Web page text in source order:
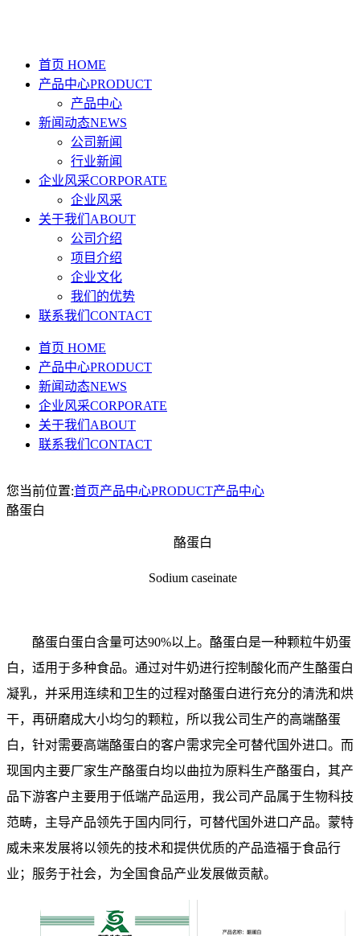
首页 HOME
产品中心PRODUCT
产品中心
新闻动态NEWS
公司新闻
行业新闻
企业风采CORPORATE
企业风采
关于我们ABOUT
公司介绍
项目介绍
企业文化
我们的优势
联系我们CONTACT
首页 HOME
产品中心PRODUCT
新闻动态NEWS
企业风采CORPORATE
关于我们ABOUT
联系我们CONTACT
您当前位置:首页产品中心PRODUCT产品中心
酪蛋白
酪蛋白
Sodium caseinate
酪蛋白蛋白含量可达90%以上。酪蛋白是一种颗粒牛奶蛋
白，适用于多种食品。通过对牛奶进行控制酸化而产生酪蛋白
凝乳，并采用连续和卫生的过程对酪蛋白进行充分的清洗和烘
干，再研磨成大小均匀的颗粒，所以我公司生产的高端酪蛋
白，针对需要高端酪蛋白的客户需求完全可替代国外进口。而
现国内主要厂家生产酪蛋白均以曲拉为原料生产酪蛋白，其产
品下游客户主要用于低端产品运用，我公司产品属于生物科技
范畴，主导产品领先于国内同行，可替代国外进口产品。蒙特
威未来发展将以领先的技术和提供优质的产品造福于食品行
业；服务于社会，为全国食品产业发展做贡献。